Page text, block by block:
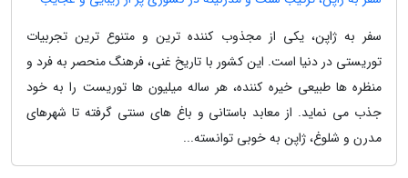
سفر به ژاپن، یکی از مجذوب کننده ترین و متنوع ترین تجربیات
توریستی در دنیا است. این کشور با تاریخ غنی، فرهنگ منحصر به فرد و
منظره ها طبیعی خیره کننده، هر ساله میلیون ها توریست را به خود
جذب می نماید. از معابد باستانی و باغ های سنتی گرفته تا شهرهای
مدرن و شلوغ، ژاپن به خوبی توانسته...